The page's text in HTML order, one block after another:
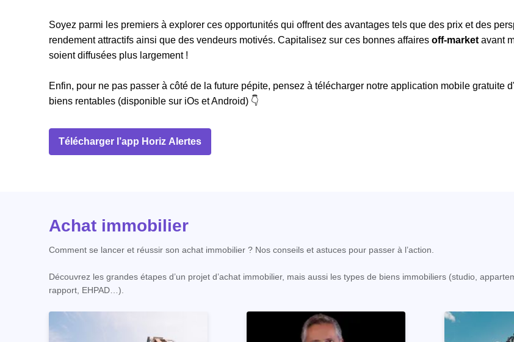
Soyez parmi les premiers à explorer ces opportunités qui offrent des avantages tels que des prix et des
rendement attractifs ainsi que des vendeurs motivés. Capitalisez sur ces bonnes affaires off-market avant
soient diffusées plus largement !
Enfin, pour ne pas passer à côté de la future pépite, pensez à télécharger notre application mobile gratuite
biens rentables (disponible sur iOs et Android) 👇
Télécharger l’app Horiz Alertes
Achat immobilier
Comment se lancer et réussir son achat immobilier ? Nos conseils et astuces pour passer à l’action.
Découvrez les grandes étapes d’un projet d’achat immobilier, mais aussi les types de biens immobiliers (studio,
rapport, EHPAD…).